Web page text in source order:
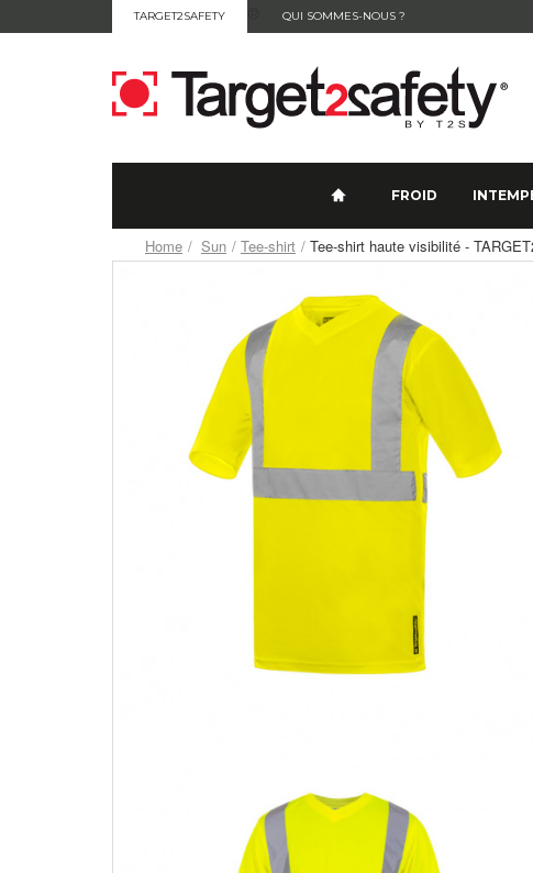
TARGET2SAFETY QUI SOMMES-NOUS ?
FROID
Home Sun Tee-shirt Tee-shirt haute visibilité -